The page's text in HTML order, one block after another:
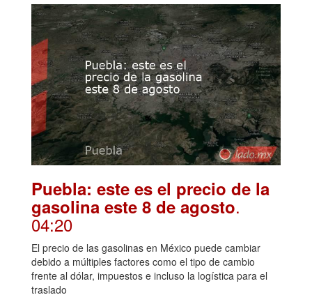
Puebla: este es el precio de la
gasolina este 8 de agosto.
04:20
El precio de las gasolinas en México puede cambiar
debido a múltiples factores como el tipo de cambio
frente al dólar, impuestos e incluso la logística para el
traslado